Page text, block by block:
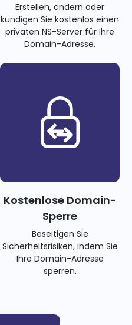
Erstellen, ändern oder
kündigen Sie kostenlos einen
privaten NS-Server für Ihre
Domain-Adresse.
Kostenlose Domain-
Sperre
Beseitigen Sie
Sicherheitsrisiken, indem Sie
Ihre Domain-Adresse
sperren.